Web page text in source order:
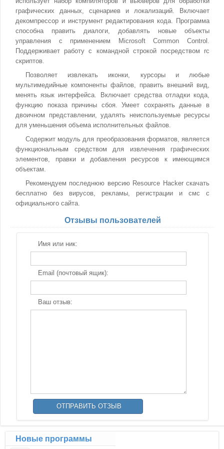
графических данных, сценариев и локализаций. Включает
декомпрессор и инструмент редактирования кода. Программа
способна править диалоги, добавлять новые объекты
управления с применением Microsoft Common Control.
Поддерживает работу с командной строкой посредством rc
скриптов.
Позволяет извлекать иконки, курсоры и любые
мультимедийные компоненты файлов, править внешний вид,
менять язык интерфейса. Включает средства отладки кода,
функцию показа причины сбоя. Умеет сохранять данные в
двоичном представлении, удалять неиспользуемые ресурсы
для уменьшения объема исполнительных файлов.
Содержит модуль для преобразования форматов, является
функциональным средством для извлечения графических
элементов, правки и добавления ресурсов к имеющимся
объектам.
Рекомендуем последнюю версию Resource Hacker скачать
бесплатно без вирусов, рекламы, регистрации и смс с
официального сайта.
Отзывы пользователей
Имя или ник:
Email (почтовый ящик):
Ваш отзыв:
Новые программы